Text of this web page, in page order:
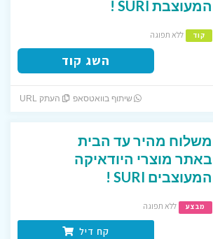
המעוצבת SURI !
קוד ללא תפוגה
השג קוד
שיתוף בוואטסאפ העתק URL
משלוח מהיר עד הבית
באתר מוצרי היודאיקה
המעוצבים SURI !
מבצע ללא תפוגה
קח דיל